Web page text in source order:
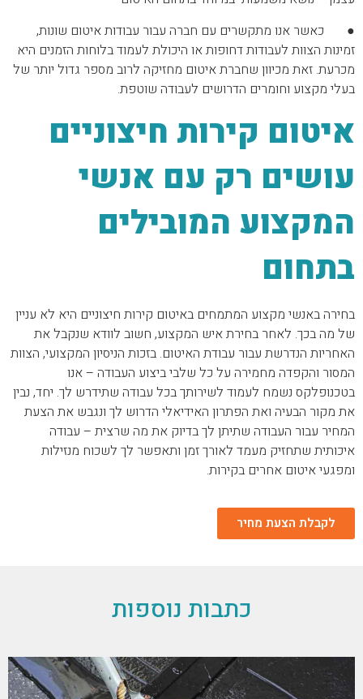
● כאשר אנו מתקשרים עם חברה עבור עבודות איטום שונות,
זמינות הצוות לעבודות דחופות או היכולת לעמוד בלוחות הזמנים היא
מכרעת. זאת מכיוון שחברת איטום מחזיקה לרוב מספר גדול יותר של
בעלי מקצוע וחומרים הדרושים לעבודה שוטפת.
איטום קירות חיצוניים
עושים רק עם אנשי
המקצוע המובילים
בתחום
בחירה באנשי מקצוע המתמחים באיטום קירות חיצוניים היא לא עניין
של מה בכך. לאחר בחירת איש המקצוע, חשוב לוודא שנקבל את
האחריות הנדרשת עבור עבודת האיטום. בזכות הניסיון המקצועי, הצוות
המסור והקפדה מחמירה על כל שלבי ביצוע העבודה – אנו
בטכנופלקס נשמח לעמוד לשירותך בכל עבודה שתידרש לך. יחד, נבין
את מקור הבעיה ואת הפתרון האידיאלי הדרוש לך ונגבש את הצעת
המחיר עבור העבודה שתיתן לך בדיוק את מה שרצית – עבודה
איכותית שתחזיק מעמד לאורך זמן ותאפשר לך לשכוח מנזילות
ומפגעי איטום אחרים בקירות.
לקבלת הצעת מחיר
כתבות נוספות